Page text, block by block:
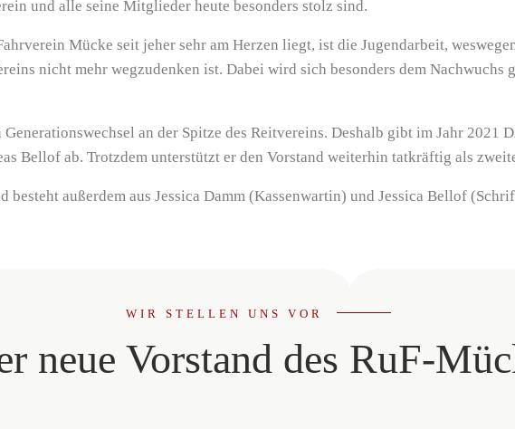
und alle seine Mitglieder heute besonders stolz sind.
Mücke seit jeher sehr am Herzen liegt, ist die Jugendarbeit,
nicht mehr wegzudenken ist. Dabei wird sich besonders dem Nachwuchs
an der Spitze des Reitvereins. Deshalb gibt im Jahr 2021
Bellof ab. Trotzdem unterstützt er den Vorstand weiterhin tatkräftig als
besteht außerdem aus Jessica Damm (Kassenwartin) und Jessica Bellof
WIR STELLEN UNS VOR
neue Vorstand des RuF-